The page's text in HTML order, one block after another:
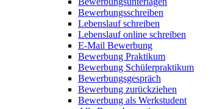
Bewerbungsschreiben
Lebenslauf schreiben
Lebenslauf online schreiben
E-Mail Bewerbung
Bewerbung Praktikum
Bewerbung Schülerpraktikum
Bewerbungsgespräch
Bewerbung zurückziehen
Bewerbung als Werkstudent